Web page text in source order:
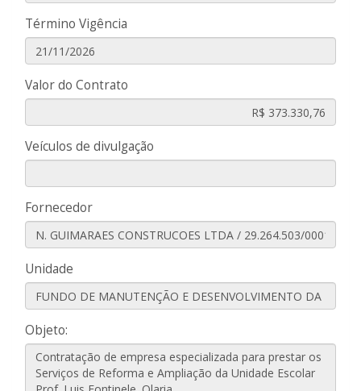
Término Vigência
Valor do Contrato
Veículos de divulgação
Fornecedor
Unidade
Objeto: